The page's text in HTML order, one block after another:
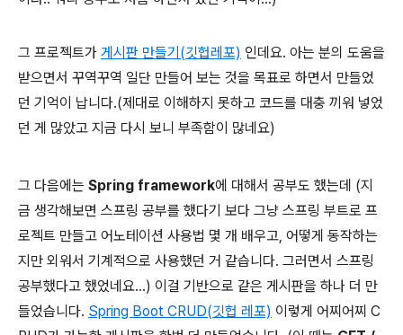
그 프로젝트가 게시판 만들기(깃헙레포) 인데요. 아는 분의 도움을
받으면서 꾸역꾸역 일단 만들어 보는 것을 목표로 하면서 만들었
던 기억이 납니다.(제대로 이해하지 못하고 코드를 대충 끼워 넣었
던 게 많았고 지금 다시 보니 부족함이 많네요)
그 다음에는 Spring framework에 대해서 공부도 했는데 (지
금 생각해보면 스프링 공부를 했다기 보다 그냥 스프링 부트로 프
로젝트 만들고 어노테이션 사용법 몇 개 배우고, 어떻게 동작하는
지만 외워서 기계적으로 사용했던 거 같습니다. 그러면서 스프링
공부했다고 했었네요...) 이걸 기반으로 같은 게시판을 하나 더 만
들었습니다. Spring Boot CRUD(깃헙 레포) 이렇게 어찌어찌 C